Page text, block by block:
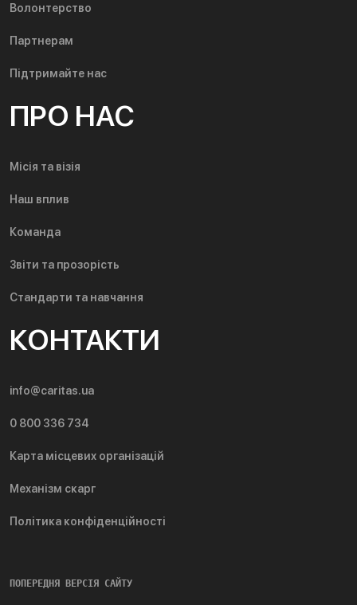
Волонтерство
Партнерам
Підтримайте нас
ПРО НАС
Місія та візія
Наш вплив
Команда
Звіти та прозорість
Стандарти та навчання
КОНТАКТИ
info@caritas.ua
0 800 336 734
Карта місцевих організацій
Механізм скарг
Політика конфіденційності
ПОПЕРЕДНЯ ВЕРСІЯ САЙТУ